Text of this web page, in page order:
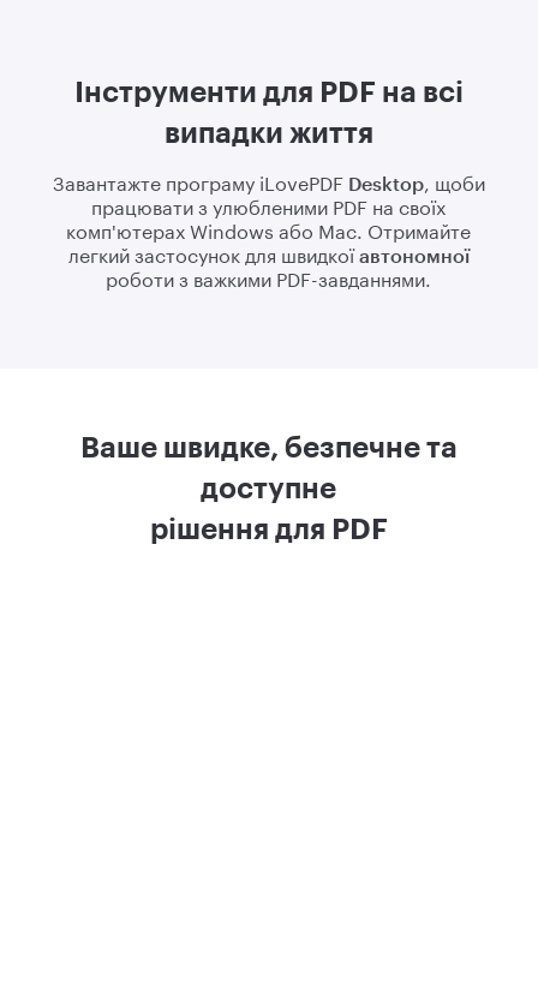
Інструменти для PDF на всі
випадки життя
Завантажте програму iLovePDF Desktop, щоби
працювати з улюбленими PDF на своїх
комп'ютерах Windows або Mac. Отримайте
легкий застосунок для швидкоїавтономної
роботи з важкими PDF-завданнями.
Ваше швидке, безпечне та
доступне
рішення для PDF